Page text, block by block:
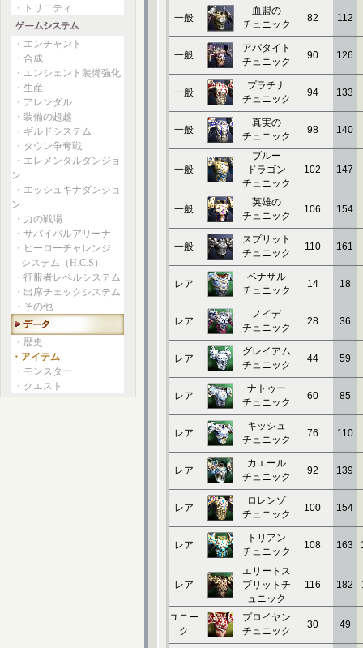
・トリニティ
・エンチャント
・合成
・エンシェント装備強化
・生産
・アレンダル
・装備の超越
・ギルドシステム
・タウン争奪戦
・エレメンタルダンジョ
ン
・エッシュキナダンジョ
ン
・力の戦場
・サバイバルアリーナ
・ヒーローチャレンジ
システム（H.C.S）
・征服者レベルシステム
・出席チェックシステム
・その他
・歴史
・アイテム
・モンスター
・クエスト
一般
血盟の
チュニック
82 112
一般
アパタイト
チュニック
90 126
一般
プラチナ
チュニック
94 133
一般
真実の
チュニック
98 140
一般
ブルー
ドラゴン
チュニック
102 147
一般
英雄の
チュニック
106 154
一般
スプリット
チュニック
110 161
レア
ベナザル
チュニック
14 18
レア
ノイデ
チュニック
28 36
レア
グレイアム
チュニック
44 59
レア
ナトゥー
チュニック
60 85
レア
キッシュ
チュニック
76 110
レア
カエール
チュニック
92 139
レア
ロレンゾ
チュニック
100 154
レア
トリアン
チュニック
108 163
レア
エリートス
プリットチ
ュニック
116 182
ユニー
ク
プロイヤン
チュニック
30 49